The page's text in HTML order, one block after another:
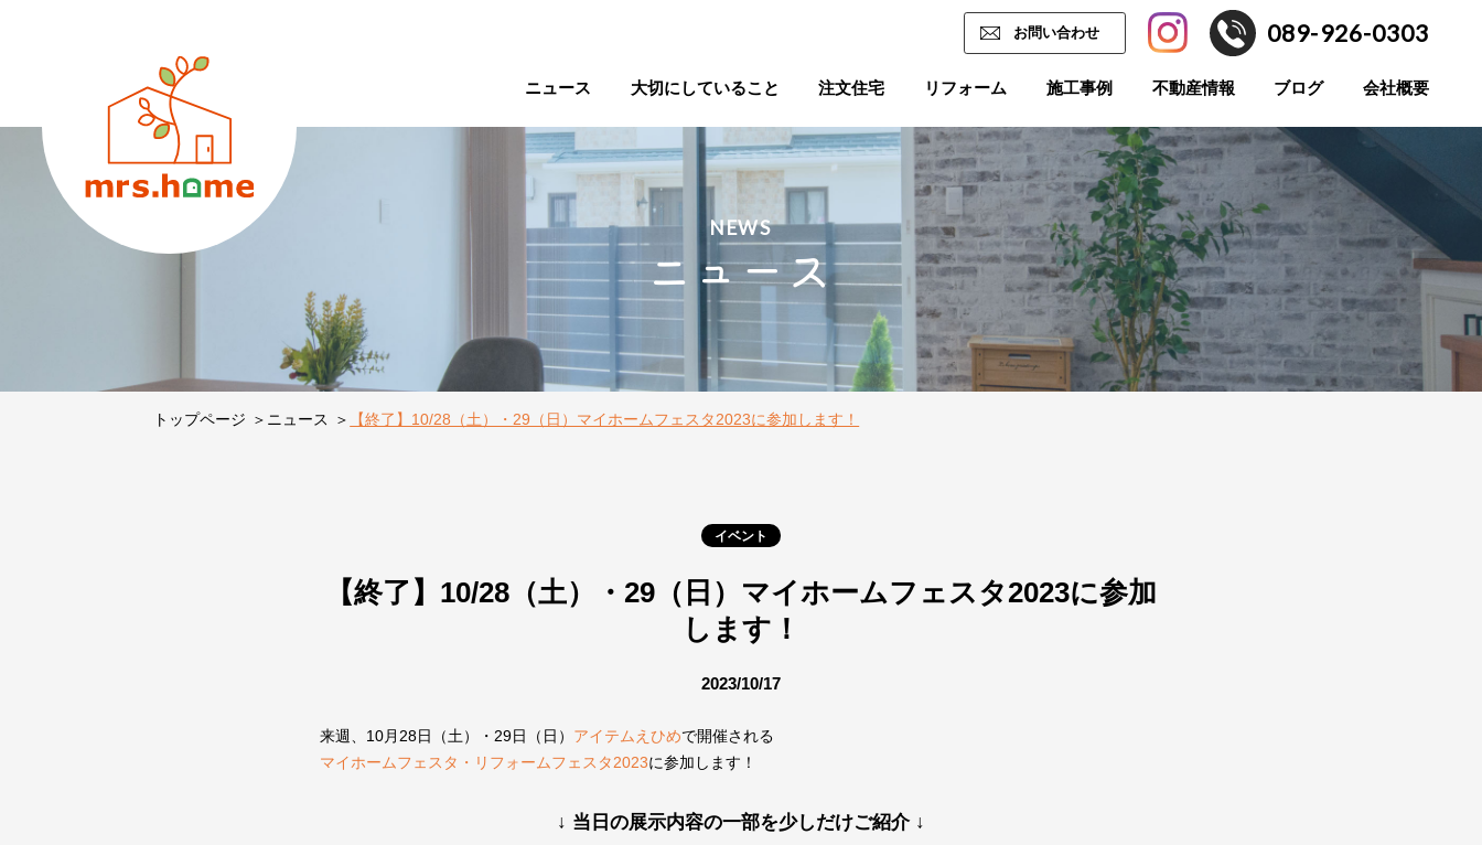
ニュース 大切にしていること 注文住宅 リフォーム 施工事例 不動産情報 ブログ 会社概要
お問い合わせ 089-926-0303
NEWS
ニュース
トップページ ニュース 【終了】10/28（土）・29（日）マイホームフェスタ2023に参加します！
イベント
【終了】10/28（土）・29（日）マイホームフェスタ2023に参加
します！
2023/10/17
来週、10月28日（土）・29日（日） アイテムえひめで開催される
マイホームフェスタ・リフォームフェスタ2023に参加します！
↓ 当日の展示内容の一部を少しだけご紹介 ↓